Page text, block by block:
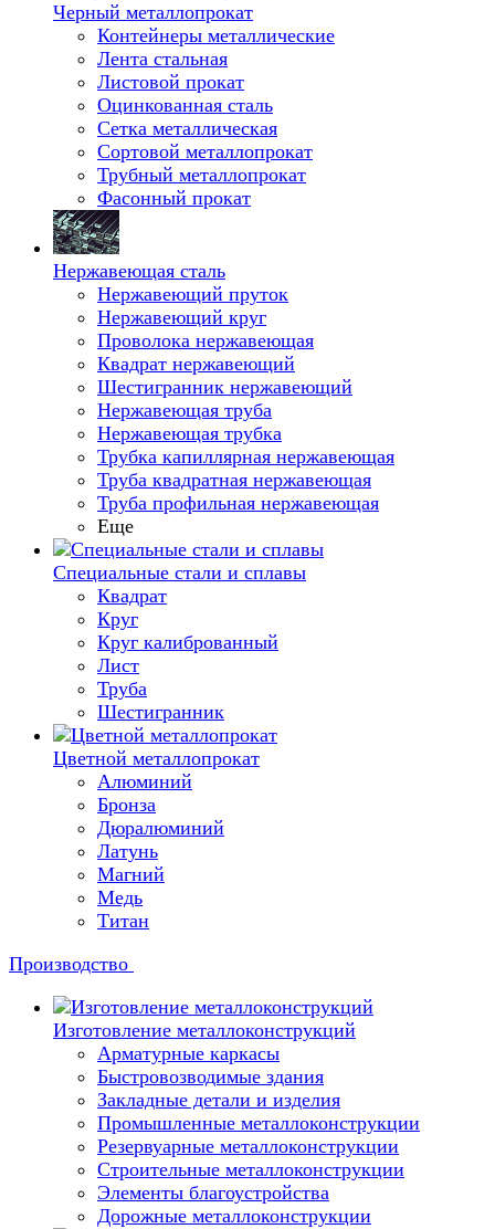
Черный металлопрокат
Контейнеры металлические
Лента стальная
Листовой прокат
Оцинкованная сталь
Сетка металлическая
Сортовой металлопрокат
Трубный металлопрокат
Фасонный прокат
Нержавеющая сталь
Нержавеющий пруток
Нержавеющий круг
Проволока нержавеющая
Квадрат нержавеющий
Шестигранник нержавеющий
Нержавеющая труба
Нержавеющая трубка
Трубка капиллярная нержавеющая
Труба квадратная нержавеющая
Труба профильная нержавеющая
Еще
Специальные стали и сплавы
Квадрат
Круг
Круг калиброванный
Лист
Труба
Шестигранник
Цветной металлопрокат
Алюминий
Бронза
Дюралюминий
Латунь
Магний
Медь
Титан
Производство
Изготовление металлоконструкций
Арматурные каркасы
Быстровозводимые здания
Закладные детали и изделия
Промышленные металлоконструкции
Резервуарные металлоконструкции
Строительные металлоконструкции
Элементы благоустройства
Дорожные металлоконструкции